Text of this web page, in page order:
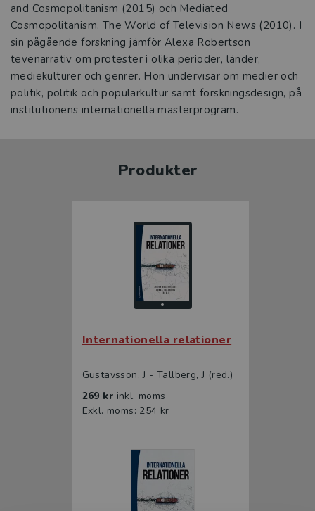
and Cosmopolitanism (2015) och Mediated
Cosmopolitanism. The World of Television News (2010). I
sin pågående forskning jämför Alexa Robertson
tevenarrativ om protester i olika perioder, länder,
mediekulturer och genrer. Hon undervisar om medier och
politik, politik och populärkultur samt forskningsdesign, på
institutionens internationella masterprogram.
Produkter
Internationella relationer
Gustavsson, J - Tallberg, J (red.)
269 kr inkl. moms
Exkl. moms: 254 kr